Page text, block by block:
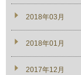
2018年03月
2018年01月
2017年12月